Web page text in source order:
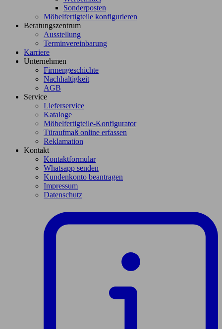
Sonderposten
Möbelfertigteile konfigurieren
Beratungszentrum
Ausstellung
Terminvereinbarung
Karriere
Unternehmen
Firmengeschichte
Nachhaltigkeit
AGB
Service
Lieferservice
Kataloge
Möbelfertigteile-Konfigurator
Türaufmaß online erfassen
Reklamation
Kontakt
Kontaktformular
Whatsapp senden
Kundenkonto beantragen
Impressum
Datenschutz